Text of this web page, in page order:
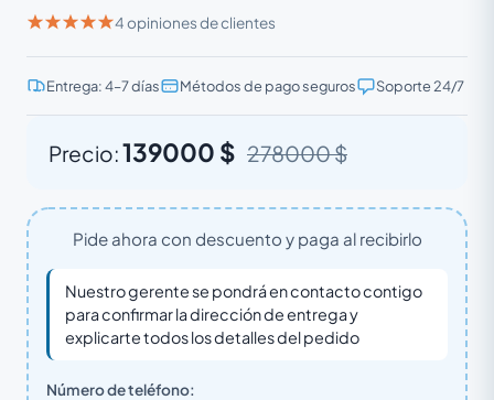
4 opiniones de clientes
Entrega: 4–7 días Métodos de pago seguros Soporte 24/7
Precio:139000 $ 278000 $
Pide ahora con descuento y paga al recibirlo
Nuestro gerente se pondrá en contacto contigo
para confirmar la dirección de entrega y
explicarte todos los detalles del pedido
Número de teléfono: